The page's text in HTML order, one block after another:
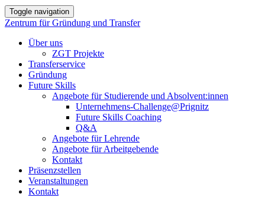
Toggle navigation
Zentrum für Gründung und Transfer
Über uns
ZGT Projekte
Transferservice
Gründung
Future Skills
Angebote für Studierende und Absolvent:innen
Unternehmens-Challenge@Prignitz
Future Skills Coaching
Q&A
Angebote für Lehrende
Angebote für Arbeitgebende
Kontakt
Präsenzstellen
Veranstaltungen
Kontakt